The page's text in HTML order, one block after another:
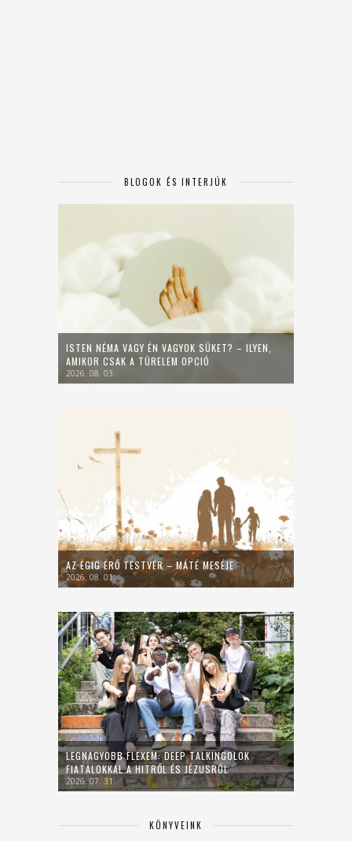
BLOGOK ÉS INTERJÚK
ISTEN NÉMA VAGY ÉN VAGYOK SÜKET? – ILYEN,
AMIKOR CSAK A TÜRELEM OPCIÓ
2026. 08. 03.
AZ ÉGIG ÉRŐ TESTVÉR – MÁTÉ MESÉJE
2026. 08. 01.
LEGNAGYOBB FLEXEM: DEEP TALKINGOLOK
FIATALOKKAL A HITRŐL ÉS JÉZUSRÓL
2026. 07. 31.
KÖNYVEINK